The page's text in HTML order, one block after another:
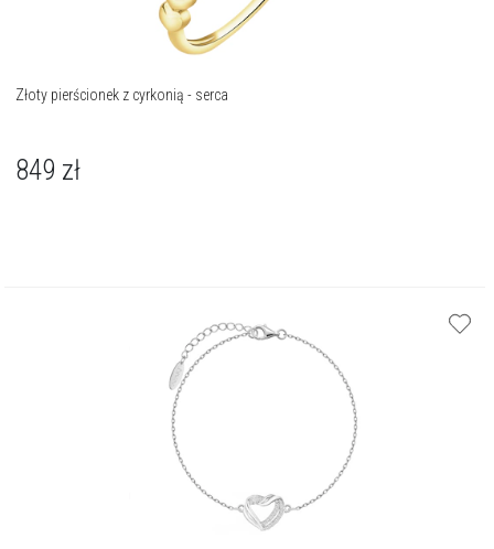
Złoty pierścionek z cyrkonią - serca
849 zł